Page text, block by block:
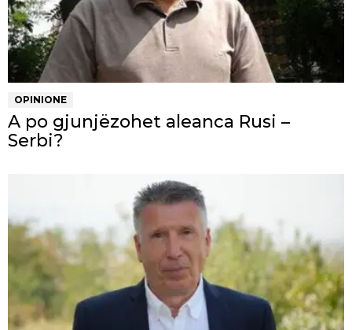
OPINIONE
A po gjunjëzohet aleanca Rusi –
Serbi?